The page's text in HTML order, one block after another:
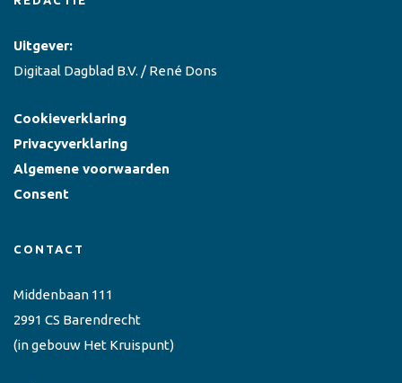
Uitgever:
Digitaal Dagblad B.V. / René Dons
Cookieverklaring
Privacyverklaring
Algemene voorwaarden
Consent
CONTACT
Middenbaan 111
2991 CS Barendrecht
(in gebouw Het Kruispunt)